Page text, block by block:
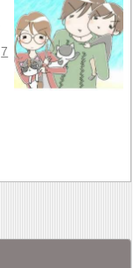
7